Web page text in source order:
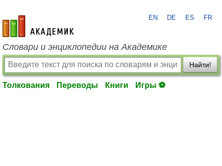
academic.ru
EN DE ES FR
Словари и энциклопедии на Академике
Найти!
Толкования Переводы Книги Игры ⚽